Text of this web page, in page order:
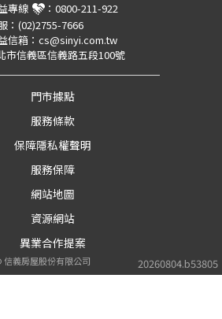
20260804.b53805
專線 ： 0800-211-922
： (02)2755-7666
信箱： cs@sinyi.com.tw
市信義區信義路五段100號
門市據點
服務條款
保障隱私權聲明
服務保障
網站地圖
資源網站
異業合作提案
信義房屋股份有限公司